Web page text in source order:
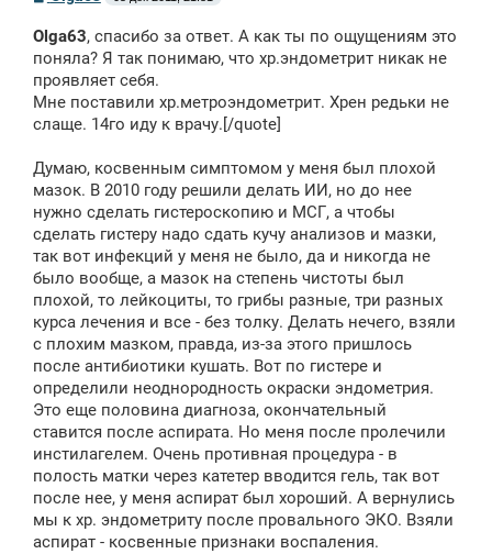
б
щ
н
и
Olga63, спасибо за ответ. А как ты по ощущениям это
поняла? Я так понимаю, что хр.эндометрит никак не
проявляет себя.
Мне поставили хр.метроэндометрит. Хрен редьки не
слаще. 14го иду к врачу.[/quote]
Думаю, косвенным симптомом у меня был плохой
мазок. В 2010 году решили делать ИИ, но до нее
нужно сделать гистероскопию и МСГ, а чтобы
сделать гистеру надо сдать кучу анализов и мазки,
так вот инфекций у меня не было, да и никогда не
было вообще, а мазок на степень чистоты был
плохой, то лейкоциты, то грибы разные, три разных
курса лечения и все - без толку. Делать нечего, взяли
с плохим мазком, правда, из-за этого пришлось
после антибиотики кушать. Вот по гистере и
определили неоднородность окраски эндометрия.
Это еще половина диагноза, окончательный
ставится после аспирата. Но меня после пролечили
инстилагелем. Очень противная процедура - в
полость матки через катетер вводится гель, так вот
после нее, у меня аспират был хороший. А вернулись
мы к хр. эндометриту после провального ЭКО. Взяли
аспират - косвенные признаки воспаления.